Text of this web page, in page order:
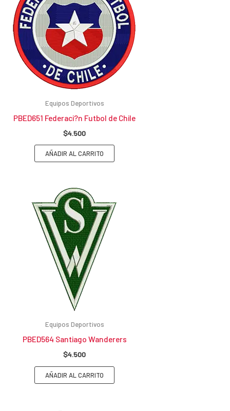
Equipos Deportivos
PBED651 Federaci?n Futbol de Chile
$4.500
AÑADIR AL CARRITO
Equipos Deportivos
PBED564 Santiago Wanderers
$4.500
AÑADIR AL CARRITO